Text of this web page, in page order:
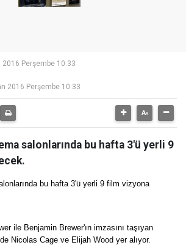
2016 Perşembe 10:33
2016 Perşembe 10:33
salonlarında bu hafta 3'ü yerli 9
bu hafta 3'ü yerli 9 film vizyona
ile Benjamin Brewer'ın imzasını taşıyan
Nicolas Cage ve Elijah Wood yer alıyor.